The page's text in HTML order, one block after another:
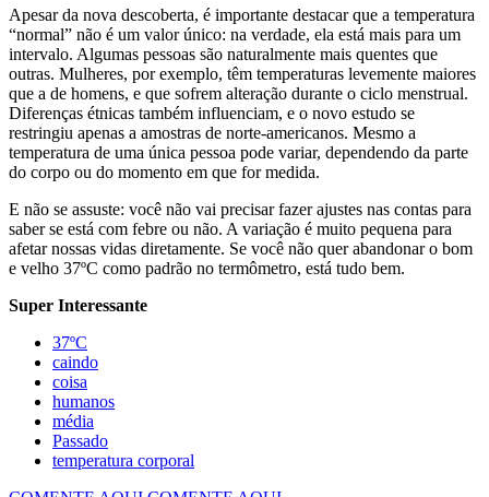
Apesar da nova descoberta, é importante destacar que a temperatura
“normal” não é um valor único: na verdade, ela está mais para um
intervalo. Algumas pessoas são naturalmente mais quentes que
outras. Mulheres, por exemplo, têm temperaturas levemente maiores
que a de homens, e que sofrem alteração durante o ciclo menstrual.
Diferenças étnicas também influenciam, e o novo estudo se
restringiu apenas a amostras de norte-americanos. Mesmo a
temperatura de uma única pessoa pode variar, dependendo da parte
do corpo ou do momento em que for medida.
E não se assuste: você não vai precisar fazer ajustes nas contas para
saber se está com febre ou não. A variação é muito pequena para
afetar nossas vidas diretamente. Se você não quer abandonar o bom
e velho 37ºC como padrão no termômetro, está tudo bem.
Super Interessante
37ºC
caindo
coisa
humanos
média
Passado
temperatura corporal